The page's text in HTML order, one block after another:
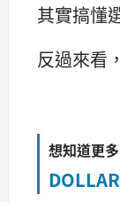
其實搞懂
反過來看
想知道更